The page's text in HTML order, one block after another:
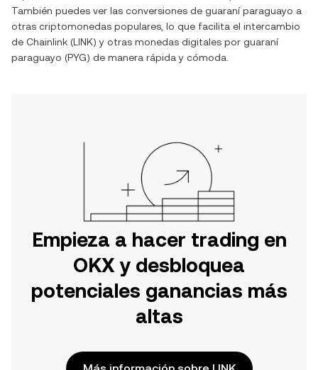
También puedes ver las conversiones de guaraní paraguayo a
otras criptomonedas populares, lo que facilita el intercambio
de Chainlink (LINK) y otras monedas digitales por guaraní
paraguayo (PYG) de manera rápida y cómoda.
Empieza a hacer trading en
OKX y desbloquea
potenciales ganancias más
altas